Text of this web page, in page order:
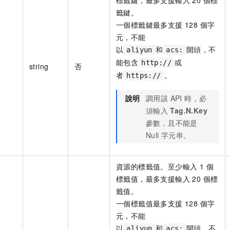
string 否
籤鍵。
一個標籤鍵最多支援 128 個字
元，不能
以 aliyun 和 acs:
開頭，不
能包含 http:// 或
者 https:// 。
說明 調用該 API 時，必
須輸入 Tag.N.Key
參數，且不能是
Null 字元串。
資源的標籤值。至少輸入 1 個
標籤值，最多支援輸入 20 個標
籤值。
一個標籤值最多支援 128 個字
元，不能
以
aliyun 和 acs: 開頭，不